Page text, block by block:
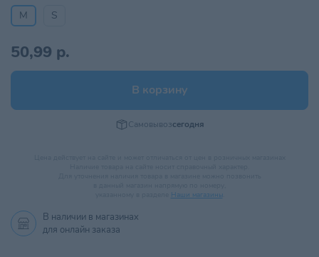
M
S
50,99 р.
В корзину
Самовывозсегодня
Наши магазины.
В наличии в магазинах
для онлайн заказа